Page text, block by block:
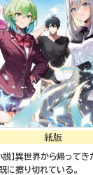
紙版
説】異世界から帰って
に擦り切れている。